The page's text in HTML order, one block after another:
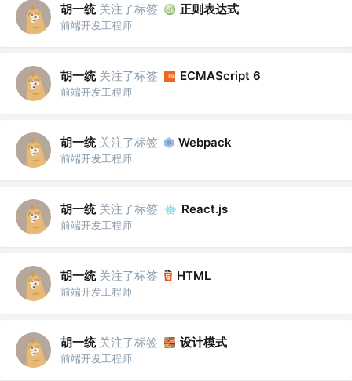
胡一统 关注了标签 正则表达式
前端开发工程师
胡一统 关注了标签 ECMAScript 6
前端开发工程师
胡一统 关注了标签 Webpack
前端开发工程师
胡一统 关注了标签 React.js
前端开发工程师
胡一统 关注了标签 HTML
前端开发工程师
胡一统 关注了标签 设计模式
前端开发工程师